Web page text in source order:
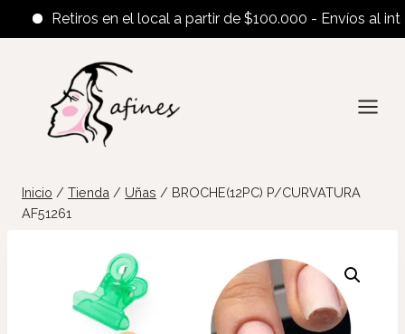
Retiros en el local a partir de $100.000 - Envíos al
contenido
Inicio / Tienda / Uñas / BROCHE(12PC) P/CURVATURA
AF51261